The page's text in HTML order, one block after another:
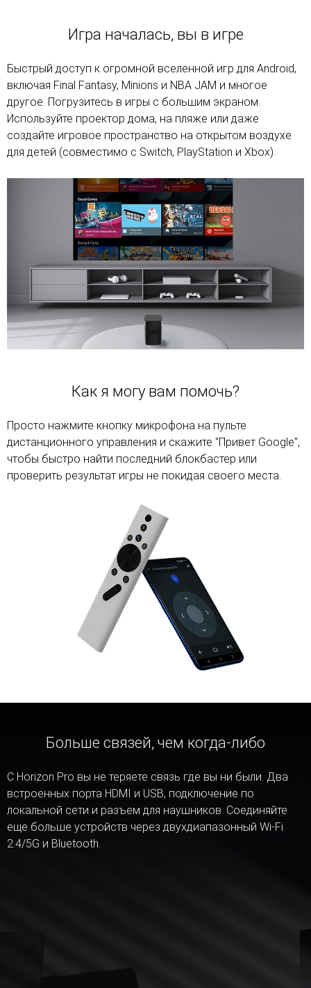
Игра началась, вы в игре
Быстрый доступ к огромной вселенной игр для Android,
включая Final Fantasy, Minions и NBA JAM и многое
другое. Погрузитесь в игры с большим экраном.
Используйте проектор дома, на пляже или даже
создайте игровое пространство на открытом воздухе
для детей (совместимо с Switch, PlayStation и Xbox).
Как я могу вам помочь?
Просто нажмите кнопку микрофона на пульте
дистанционного управления и скажите "Привет Google",
чтобы быстро найти последний блокбастер или
проверить результат игры не покидая своего места.
Больше связей, чем когда-либо
С Horizon Pro вы не теряете связь где вы ни были. Два
встроенных порта HDMI и USB, подключение по
локальной сети и разъем для наушников. Соединяйте
еще больше устройств через двухдиапазонный Wi-Fi
2.4/5G и Bluetooth.